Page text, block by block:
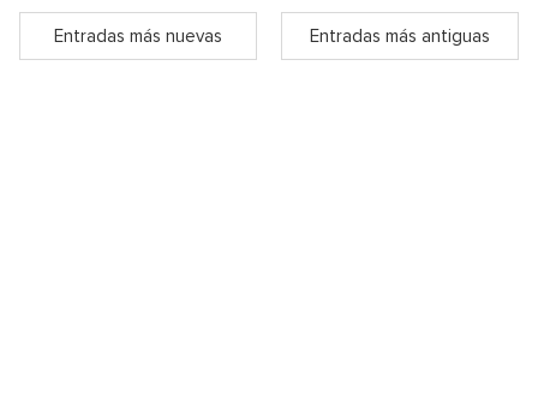
Entradas más nuevas Entradas más antiguas